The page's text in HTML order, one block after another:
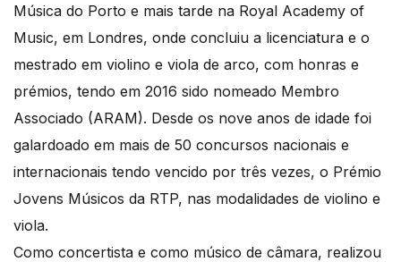
Música do Porto e mais tarde na Royal Academy of
Music, em Londres, onde concluiu a licenciatura e o
mestrado em violino e viola de arco, com honras e
prémios, tendo em 2016 sido nomeado Membro
Associado (ARAM). Desde os nove anos de idade foi
galardoado em mais de 50 concursos nacionais e
internacionais tendo vencido por três vezes, o Prémio
Jovens Músicos da RTP, nas modalidades de violino e
viola.
Como concertista e como músico de câmara, realizou